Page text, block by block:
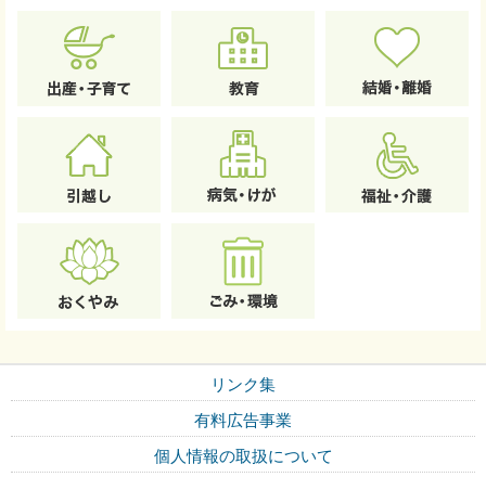
リンク集
有料広告事業
個人情報の取扱について